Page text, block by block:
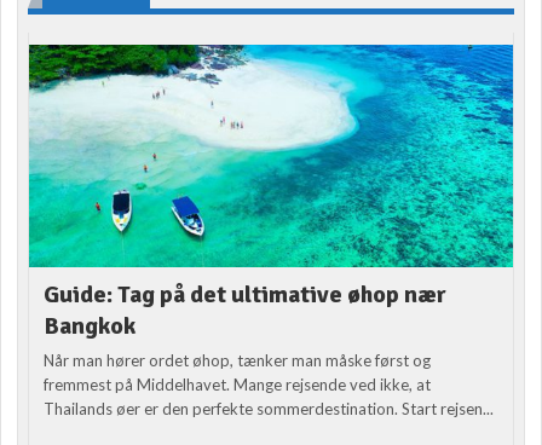
Guide: Tag på det ultimative øhop nær
Bangkok
Når man hører ordet øhop, tænker man måske først og
fremmest på Middelhavet. Mange rejsende ved ikke, at
Thailands øer er den perfekte sommerdestination. Start rejsen...